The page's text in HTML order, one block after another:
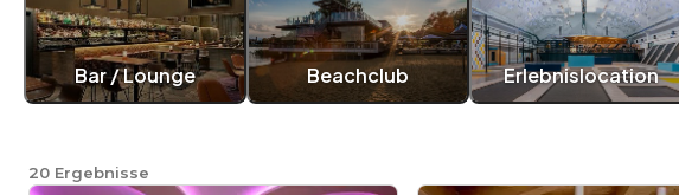
Bar / Lounge Beachclub Erlebnislocation
20 Ergebnisse